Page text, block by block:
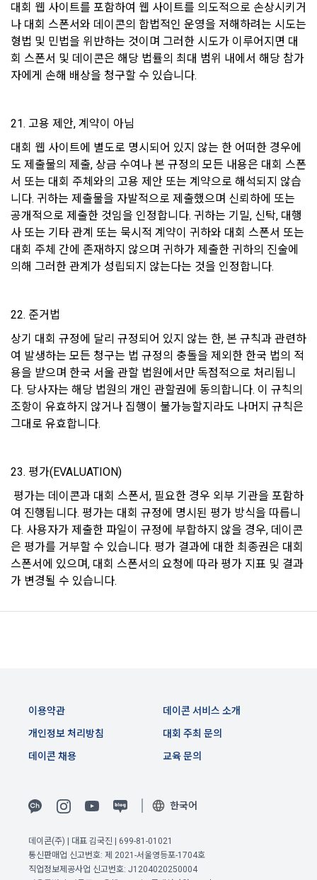
5. “회사”는 “회원”이 본 약관을 위반한다고 판단될 경우, 대회 실
격 처리 또는 관련 대회 중단 등의 조치를 취할 수 있다.
6. 모든 대회는 법률 및 본 약관을 준수해야한다.
타 “회원”(개인회원, 기업회원 모두 포함)의 귀책사유로 "회원"의
손해가 발생한 경우 "회사"는 이에 대한 배상 책임이 없다.
제 26 조 (면책 조항)
1. “회사”는 천재지변 또는 기타 불가항력적인 사유로 인해 서비
스를 제공할 수 없는 경우에는 서비스 제공 중지에 대한 책임을
지지 않는다.
2. “회사”는 “회원”의 귀책 사유로 인한 서비스 이용의 장애에 대
하여 책임을 지지 않는다.
4. “회사”는 “회원”이 게시판을 통해 게재한 정보, 자료, 사실의
신뢰성, 정확성 등 내용에 관해서 책임을 지지 않는다.
5. “회사”는 “회원”이 약관 및 법률을 위반하여 얻게 되는 피해에
대해 책임을 지지 않는다.
제 27 조 (관할 법원)
관한 소송은 제소 당시의 “회원”의 주소에 의하고, 주소가 없는
제소 당시 “회원”의 주소 또는 거소가 분명하지 아니하거나, 외
국 거주자의 경우에는 민사소송법에서 정한 관할법원으로 한다.
제 28 조 (회원의 개인정보보호)
"회사"는 "회원"의 개인정보보호를 위하여 노력해야 한다. "회
호 등에 관한 법률에 따르고, "사이트"에 "개인정보취급방침"을
및 정보보호 등에 관한 법률 등 관계 법령에 따른다.
시행일자: 2023년 11월 7일
이전 이용약관 보러가기 >
확인
1) 개인정보를 제공받는 자
2) 개인정보를 제공받는 자의 개인정보 이용 목적
3) 제공하는 개인정보의 항목
익이 있는 경우에는 그 불이익의 내용
다만, 수집하는 개인정보의 항목, 이용목적의 변경 등과 같이 이
용자 권리의 중대한 변경이 발생할 때에는 최소 30일 전에 공지
하며, 필요 시 이용자 동의를 다시 받을 수도 있습니다.
공고일자: 2021년 5월 24일
시행일자: 2021년 5월 31일
확인
확인
대회 웹 사이트를 포함하여 웹 사이트를 의도적으로 손상시키거
나 대회 스폰서와 데이콘의 합법적인 운영을 저해하려는 시도는
형법 및 민법을 위반하는 것이며 그러한 시도가 이루어지면 대
회 스폰서 및 데이콘은 해당 법률의 최대 범위 내에서 해당 참가
자에게 손해 배상을 청구할 수 있습니다.
21. 고용 제안, 계약이 아님
대회 웹 사이트에 별도로 명시되어 있지 않는 한 어떠한 경우에
도 제출물의 제출, 상금 수여나 본 규정의 모든 내용은 대회 스폰
서 또는 대회 주체와의 고용 제안 또는 계약으로 해석되지 않습
니다. 귀하는 제출물을 자발적으로 제출했으며 신뢰하에 또는
공개적으로 제출한 것임을 인정합니다. 귀하는 기밀, 신탁, 대행
사 또는 기타 관계 또는 묵시적 계약이 귀하와 대회 스폰서 또는
대회 주체 간에 존재하지 않으며 귀하가 제출한 귀하의 진술에
의해 그러한 관계가 성립되지 않는다는 것을 인정합니다.
22. 준거법
상기 대회 규정에 달리 규정되어 있지 않는 한, 본 규칙과 관련하
여 발생하는 모든 청구는 법 규정의 충돌을 제외한 한국 법의 적
용을 받으며 한국 서울 관할 법원에서만 독점적으로 처리됩니
다. 당사자는 해당 법원의 개인 관할권에 동의합니다. 이 규칙의
조항이 유효하지 않거나 집행이 불가능할지라도 나머지 규칙은
그대로 유효합니다.
23. 평가(EVALUATION)
평가는 데이콘과 대회 스폰서, 필요한 경우 외부 기관을 포함하
여 진행됩니다. 평가는 대회 규정에 명시된 평가 방식을 따릅니
다. 사용자가 제출한 파일이 규정에 부합하지 않을 경우, 데이콘
은 평가를 거부할 수 있습니다. 평가 결과에 대한 최종권은 대회
스폰서에 있으며, 대회 스폰서의 요청에 따라 평가 지표 및 결과
가 변경될 수 있습니다.
이용약관
개인정보 처리방침
대회 주최 문의
교육 문의
데이콘 서비스 소개
데이콘 채용
한국어
데이콘(주) | 대표 김국진 | 699-81-01021
통신판매업 신고번호: 제 2021-서울영등포-1704호
직업정보제공사업 신고번호: J1204020250004